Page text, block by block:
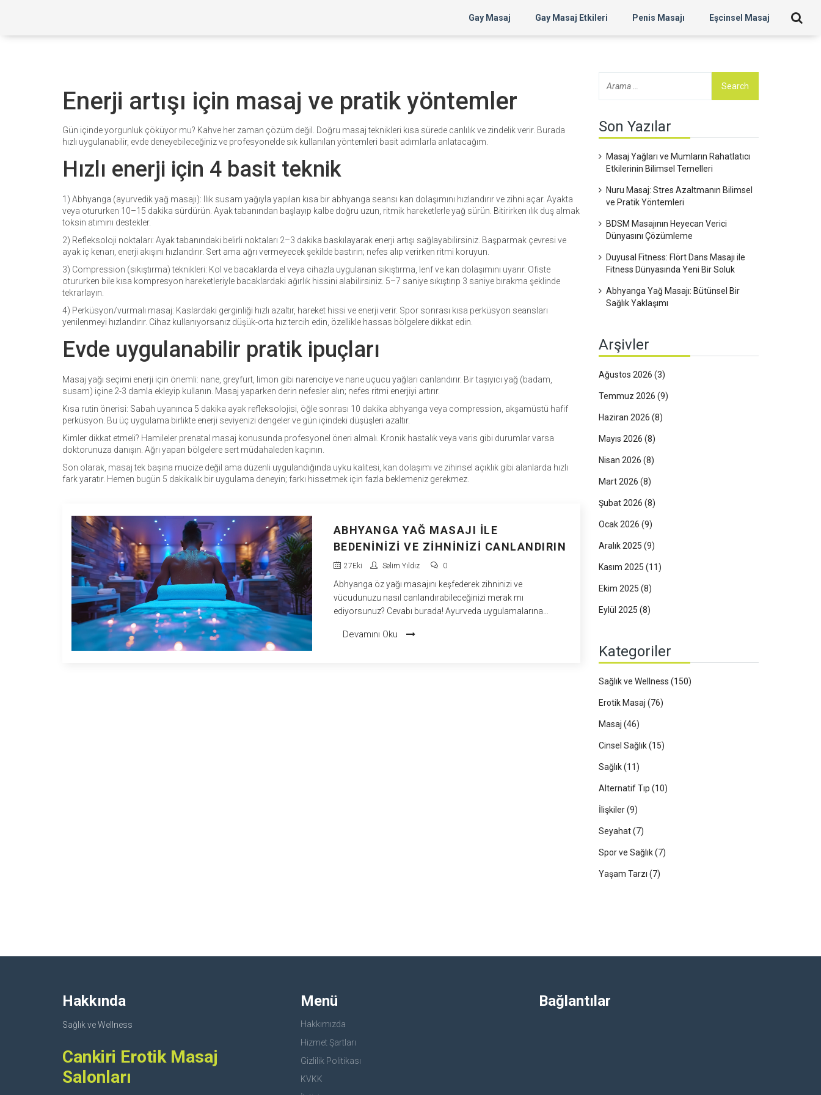
Gay Masaj Gay Masaj Etkileri Penis Masajı Eşcinsel Masaj
Enerji artışı için masaj ve pratik yöntemler
Gün içinde yorgunluk çöküyor mu? Kahve her zaman çözüm değil. Doğru masaj teknikleri kısa sürede canlılık ve zindelik verir. Burada
hızlı uygulanabilir, evde deneyebileceğiniz ve profesyonelde sık kullanılan yöntemleri basit adımlarla anlatacağım.
Hızlı enerji için 4 basit teknik
1) Abhyanga (ayurvedik yağ masajı): Ilık susam yağıyla yapılan kısa bir abhyanga seansı kan dolaşımını hızlandırır ve zihni açar. Ayakta
veya otururken 10–15 dakika sürdürün. Ayak tabanından başlayıp kalbe doğru uzun, ritmik hareketlerle yağ sürün. Bitirirken ılık duş almak
toksin atımını destekler.
2) Refleksoloji noktaları: Ayak tabanındaki belirli noktaları 2–3 dakika baskılayarak enerji artışı sağlayabilirsiniz. Başparmak çevresi ve
ayak iç kenarı, enerji akışını hızlandırır. Sert ama ağrı vermeyecek şekilde bastırın; nefes alıp verirken ritmi koruyun.
3) Compression (sıkıştırma) teknikleri: Kol ve bacaklarda el veya cihazla uygulanan sıkıştırma, lenf ve kan dolaşımını uyarır. Ofiste
otururken bile kısa kompresyon hareketleriyle bacaklardaki ağırlık hissini alabilirsiniz. 5–7 saniye sıkıştırıp 3 saniye bırakma şeklinde
tekrarlayın.
4) Perküsyon/vurmalı masaj: Kaslardaki gerginliği hızlı azaltır, hareket hissi ve enerji verir. Spor sonrası kısa perküsyon seansları
yenilenmeyi hızlandırır. Cihaz kullanıyorsanız düşük-orta hız tercih edin, özellikle hassas bölgelere dikkat edin.
Evde uygulanabilir pratik ipuçları
Masaj yağı seçimi enerji için önemli: nane, greyfurt, limon gibi narenciye ve nane uçucu yağları canlandırır. Bir taşıyıcı yağ (badam,
susam) içine 2-3 damla ekleyip kullanın. Masaj yaparken derin nefesler alın; nefes ritmi enerjiyi artırır.
Kısa rutin önerisi: Sabah uyanınca 5 dakika ayak refleksolojisi, öğle sonrası 10 dakika abhyanga veya compression, akşamüstü hafif
perküsyon. Bu üç uygulama birlikte enerji seviyenizi dengeler ve gün içindeki düşüşleri azaltır.
Kimler dikkat etmeli? Hamileler prenatal masaj konusunda profesyonel öneri almalı. Kronik hastalık veya varis gibi durumlar varsa
doktorunuza danışın. Ağrı yapan bölgelere sert müdahaleden kaçının.
Son olarak, masaj tek başına mucize değil ama düzenli uygulandığında uyku kalitesi, kan dolaşımı ve zihinsel açıklık gibi alanlarda hızlı
fark yaratır. Hemen bugün 5 dakikalık bir uygulama deneyin; farkı hissetmek için fazla beklemeniz gerekmez.
ABHYANGA YAĞ MASAJI ILE
BEDENINIZI VE ZIHNINIZI CANLANDIRIN
27Eki Selim Yıldız 0
Abhyanga öz yağı masajını keşfederek zihninizi ve
vücudunuzu nasıl canlandırabileceğinizi merak mı
ediyorsunuz? Cevabı burada! Ayurveda uygulamalarına
rahatlama sağlıyor. Deneyimlerim üzerinden, bu harika
Devamını Oku
Son Yazılar
Masaj Yağları ve Mumların Rahatlatıcı
Etkilerinin Bilimsel Temelleri
Nuru Masaj: Stres Azaltmanın Bilimsel
ve Pratik Yöntemleri
BDSM Masajının Heyecan Verici
Dünyasını Çözümleme
Duyusal Fitness: Flört Dans Masajı ile
Fitness Dünyasında Yeni Bir Soluk
Abhyanga Yağ Masajı: Bütünsel Bir
Sağlık Yaklaşımı
Arşivler
Ağustos 2026 (3)
Temmuz 2026 (9)
Haziran 2026 (8)
Mayıs 2026 (8)
Nisan 2026 (8)
Mart 2026 (8)
Şubat 2026 (8)
Ocak 2026 (9)
Aralık 2025 (9)
Kasım 2025 (11)
Ekim 2025 (8)
Eylül 2025 (8)
Kategoriler
Sağlık ve Wellness (150)
Erotik Masaj (76)
Masaj (46)
Cinsel Sağlık(15)
Sağlık(11)
Alternatif Tıp (10)
İlişkiler(9)
Seyahat(7)
Spor ve Sağlık(7)
Yaşam Tarzı (7)
Hakkında
Sağlık ve Wellness
Cankiri Erotik Masaj
Salonları
Menü
Hakkımızda
Hizmet Şartları
Gizlilik Politikası
KVKK
Bağlantılar